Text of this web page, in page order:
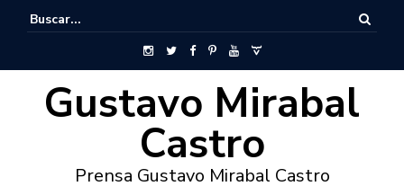
Gustavo Mirabal
Castro
Prensa Gustavo Mirabal Castro